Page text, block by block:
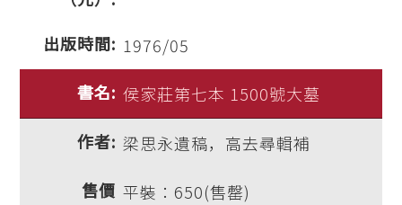
1976/05
侯家莊第七本 1500號大墓
梁思永遺稿，高去尋輯補
平裝：650(售罄)